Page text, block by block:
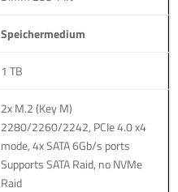
Speichermedium
1 TB
2x M.2 (Key M)
2280/2260/2242, PCIe 4.0 x4
mode, 4x SATA 6Gb/s ports
Supports SATA Raid, no NVMe
Raid